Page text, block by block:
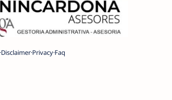
DisclaimerPrivacyFaq